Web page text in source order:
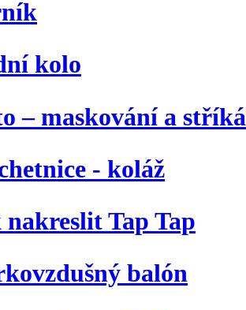
kolo
– maskování a
- koláž
nakreslit Tap Tap
balón